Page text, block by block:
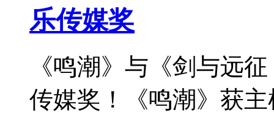
乐传媒奖
《鸣潮》与《剑与远
传媒奖！《鸣潮》获